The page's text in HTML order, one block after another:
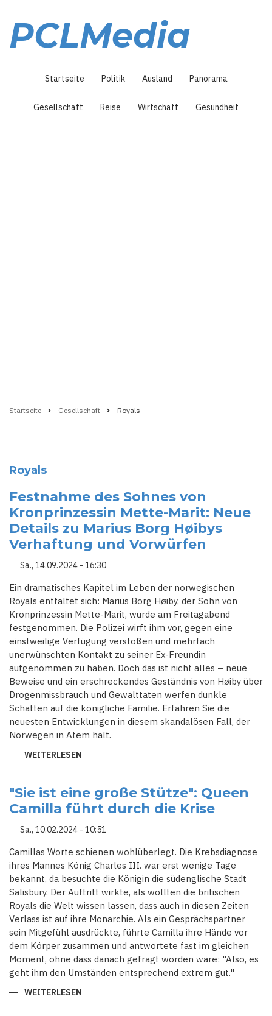
Inhalt
PCLMedia
Startseite Politik Ausland Panorama
Gesellschaft Reise Wirtschaft Gesundheit
Pfadnavigation
Startseite Gesellschaft Royals
Royals
Festnahme des Sohnes von
Kronprinzessin Mette-Marit: Neue
Details zu Marius Borg Høibys
Verhaftung und Vorwürfen
Sa., 14.09.2024 - 16:30
Ein dramatisches Kapitel im Leben der norwegischen
Royals entfaltet sich: Marius Borg Høiby, der Sohn von
Kronprinzessin Mette-Marit, wurde am Freitagabend
festgenommen. Die Polizei wirft ihm vor, gegen eine
einstweilige Verfügung verstoßen und mehrfach
unerwünschten Kontakt zu seiner Ex-Freundin
aufgenommen zu haben. Doch das ist nicht alles – neue
Beweise und ein erschreckendes Geständnis von Høiby über
Drogenmissbrauch und Gewalttaten werfen dunkle
Schatten auf die königliche Familie. Erfahren Sie die
neuesten Entwicklungen in diesem skandalösen Fall, der
Norwegen in Atem hält.
WEITERLESEN
VON
KRONPRINZESSIN
METTE-
MARIT:
DETAILS
MARIUS
BORG
HØIBYS
VERHAFTUNG
UND
VORWÜRFEN
"Sie ist eine große Stütze": Queen
Camilla führt durch die Krise
Sa., 10.02.2024 - 10:51
Camillas Worte schienen wohlüberlegt. Die Krebsdiagnose
ihres Mannes König Charles III. war erst wenige Tage
bekannt, da besuchte die Königin die südenglische Stadt
Salisbury. Der Auftritt wirkte, als wollten die britischen
Royals die Welt wissen lassen, dass auch in diesen Zeiten
Verlass ist auf ihre Monarchie. Als ein Gesprächspartner
sein Mitgefühl ausdrückte, führte Camilla ihre Hände vor
dem Körper zusammen und antwortete fast im gleichen
Moment, ohne dass danach gefragt worden wäre: "Also, es
geht ihm den Umständen entsprechend extrem gut."
WEITERLESEN